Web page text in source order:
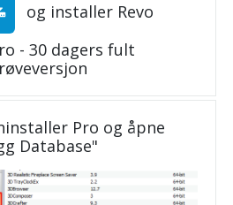
og installer Revo
- 30 dagers fult
Pro og åpne
Database"